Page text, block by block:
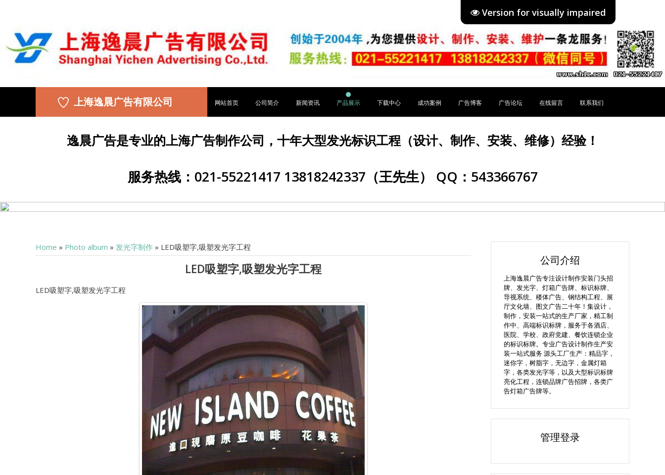
Version for visually impaired
上海逸晨广告有限公司 网站首页 公司简介 新闻资讯 产品展示 下载中心 成功案例 广告博客 广告论坛 在线留言 联系我们
逸晨广告是专业的上海广告制作公司，十年大型发光标识工程（设计、制作、安装、维修）经验！
服务热线：021-55221417 13818242337（王先生） QQ：543366767
Home » Photo album » 发光字制作 » LED吸塑字,吸塑发光字工程
LED吸塑字,吸塑发光字工程
LED吸塑字,吸塑发光字工程
公司介绍
上海逸晨广告专注设计制作安装门头招
牌、发光字、灯箱广告牌、标识标牌、
导视系统、楼体广告、钢结构工程、展
厅文化墙、图文广告二十年！集设计，
制作，安装一站式的生产厂家，精工制
作中、高端标识标牌，服务于各酒店、
医院、学校、政府党建、餐饮连锁企业
的标识标牌。专业广告设计制作生产安
装一站式服务 源头工厂生产：精品字，
迷你字，树脂字，无边字，金属灯箱
字，各类发光字等，以及大型标识标牌
亮化工程，连锁品牌广告招牌，各类广
告灯箱广告牌等。
管理登录